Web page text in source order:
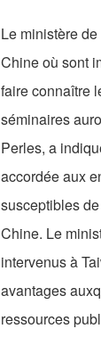
Le ministère
Chine où sont
faire connaître
séminaires
Perles, a
accordée aux
susceptibles
Chine. Le
intervenus à
avantages
ressources